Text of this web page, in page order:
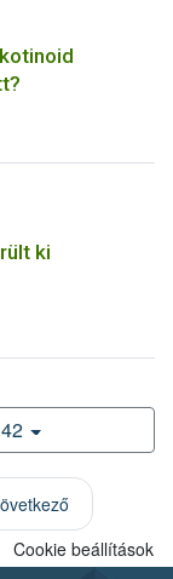
ki
Cookie beállítások